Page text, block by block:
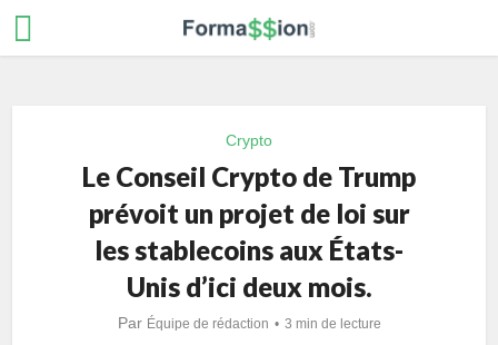
Crypto
Le Conseil Crypto de Trump
prévoit un projet de loi sur
les stablecoins aux États-
Unis d’ici deux mois.
Par Équipe de rédaction 3 min de lecture